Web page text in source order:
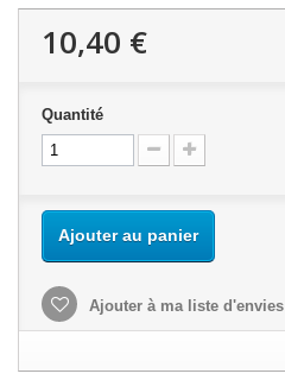
10,40 €
Quantité
Ajouter au panier
Ajouter à ma liste d'envies